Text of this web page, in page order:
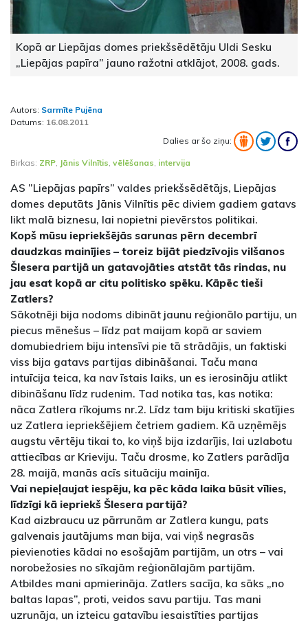
Kopā ar Liepājas domes priekšsēdētāju Uldi Sesku
„Liepājas papīra” jauno ražotni atklājot, 2008. gads.
Autors: Sarmīte Pujēna
Datums: 16.08.2011
Dalies ar šo ziņu:
Birkas: ZRP, Jānis Vilnītis, vēlēšanas, intervija
AS ”Liepājas papīrs” valdes priekšsēdētājs, Liepājas
domes deputāts Jānis Vilnītis pēc diviem gadiem gatavs
likt malā biznesu, lai nopietni pievērstos politikai.
Kopš mūsu iepriekšējās sarunas pērn decembrī
daudzkas mainījies – toreiz bijāt piedzīvojis vilšanos
Šlesera partijā un gatavojāties atstāt tās rindas, nu
jau esat kopā ar citu politisko spēku. Kāpēc tieši
Zatlers?
Sākotnēji bija nodoms dibināt jaunu reģionālo partiju, un
piecus mēnešus – līdz pat maijam kopā ar saviem
domubiedriem biju intensīvi pie tā strādājis, un faktiski
viss bija gatavs partijas dibināšanai. Taču mana
intuīcija teica, ka nav īstais laiks, un es ierosināju atlikt
dibināšanu līdz rudenim. Tad notika tas, kas notika:
nāca Zatlera rīkojums nr.2. Līdz tam biju kritiski skatījies
uz Zatlera iepriekšējiem četriem gadiem. Kā uzņēmējs
augstu vērtēju tikai to, ko viņš bija izdarījis, lai uzlabotu
attiecības ar Krieviju. Taču drosme, ko Zatlers parādīja
28. maijā, manās acīs situāciju mainīja.
Vai nepieļaujat iespēju, ka pēc kāda laika būsit vīlies,
līdzīgi kā iepriekš Šlesera partijā?
Kad aizbraucu uz pārrunām ar Zatlera kungu, pats
galvenais jautājums man bija, vai viņš negrasās
pievienoties kādai no esošajām partijām, un otrs – vai
norobežosies no sīkajām reģionālajām partijām.
Atbildes mani apmierināja. Zatlers sacīja, ka sāks „no
baltas lapas”, proti, veidos savu partiju. Tas mani
uzrunāja, un izteicu gatavību iesaistīties partijas